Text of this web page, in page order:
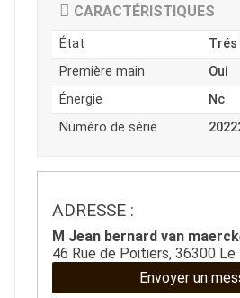
JOUET
ESPACES
QUAD SSV
PIECES
CARACTÉRISTIQUES
État
Première main
Oui
Énergie
Nc
Numéro de série
Envoyer un
ADRESSE :
M Jean bernard van
46 Rue de Poitiers, 36300 Le